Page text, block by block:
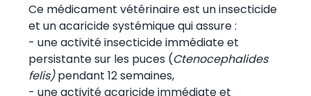
Ce médicament vétérinaire est un insecticide
et un acaricide systémique qui assure :
- une activité insecticide immédiate et
persistante sur les puces (Ctenocephalides
felis)pendant 12 semaines,
- une activité acaricide immédiate et